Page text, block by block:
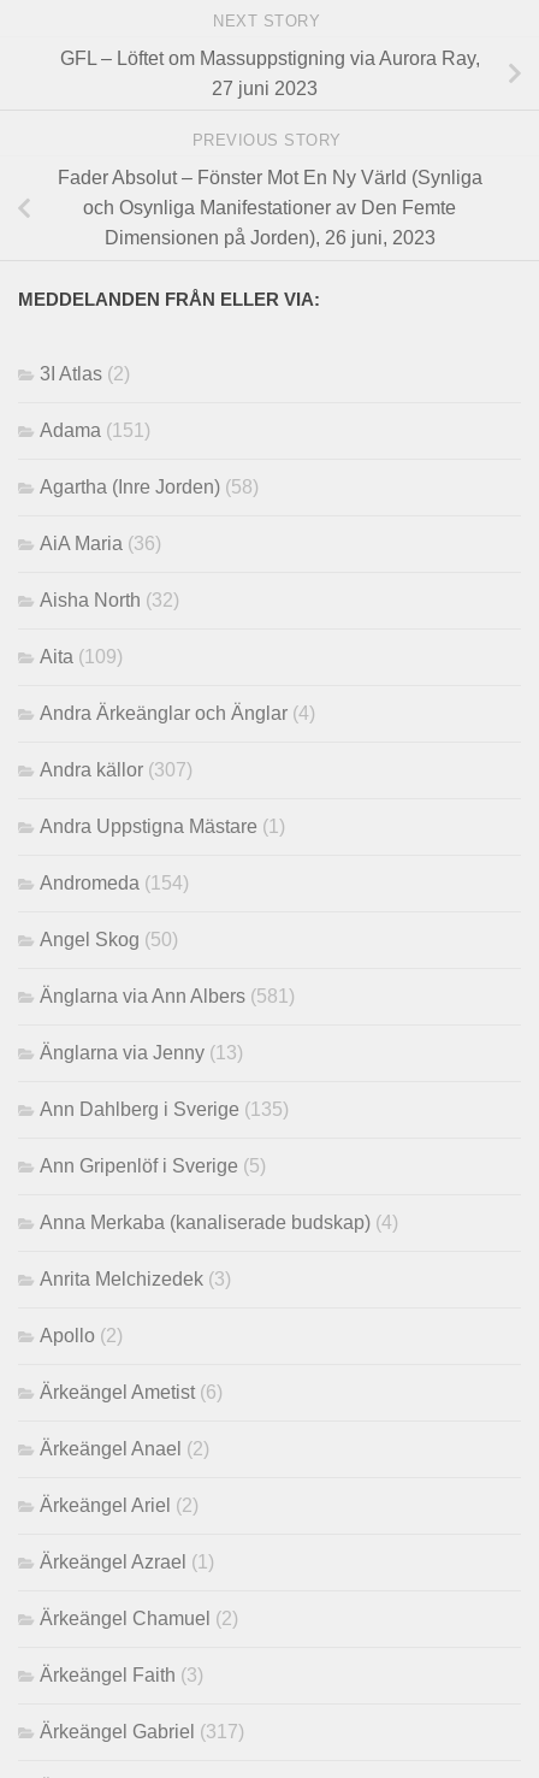
NEXT STORY
GFL – Löftet om Massuppstigning via Aurora Ray,
27 juni 2023
PREVIOUS STORY
Fader Absolut – Fönster Mot En Ny Värld (Synliga
och Osynliga Manifestationer av Den Femte
Dimensionen på Jorden), 26 juni, 2023
MEDDELANDEN FRÅN ELLER VIA:
3I Atlas (2)
Adama (151)
Agartha (Inre Jorden) (58)
AiA Maria (36)
Aisha North (32)
Aita (109)
Andra Ärkeänglar och Änglar (4)
Andra källor (307)
Andra Uppstigna Mästare (1)
Andromeda (154)
Angel Skog (50)
Änglarna via Ann Albers (581)
Änglarna via Jenny (13)
Ann Dahlberg i Sverige (135)
Ann Gripenlöf i Sverige (5)
Anna Merkaba (kanaliserade budskap) (4)
Anrita Melchizedek (3)
Apollo (2)
Ärkeängel Ametist (6)
Ärkeängel Anael (2)
Ärkeängel Ariel (2)
Ärkeängel Azrael (1)
Ärkeängel Chamuel (2)
Ärkeängel Faith (3)
Ärkeängel Gabriel (317)